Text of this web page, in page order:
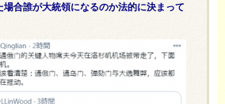
場合誰が大統領になるのか法的に決まって